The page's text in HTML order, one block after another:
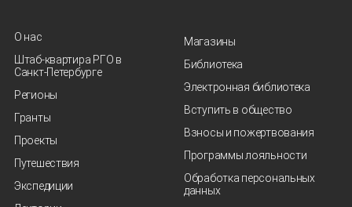
О нас
Штаб-квартира РГО в
Санкт‑Петербурге
Регионы
Гранты
Проекты
Путешествия
Экспедиции
Магазины
Библиотека
Электронная библиотека
Вступить в общество
Взносы и пожертвования
Программы лояльности
Обработка персональных
данных